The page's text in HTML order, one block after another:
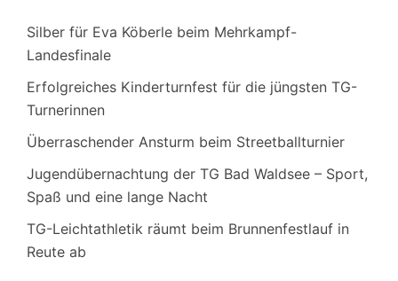
Silber für Eva Köberle beim Mehrkampf-
Landesfinale
Erfolgreiches Kinderturnfest für die jüngsten TG-
Turnerinnen
Überraschender Ansturm beim Streetballturnier
Jugendübernachtung der TG Bad Waldsee – Sport,
Spaß und eine lange Nacht
TG-Leichtathletik räumt beim Brunnenfestlauf in
Reute ab